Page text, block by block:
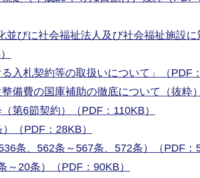
並びに社会福祉法人及び社会福祉施設
入札契約等の取扱いについて」（PDF
備費の国庫補助の徹底について（抜粋
第6節契約）（PDF：110KB）
（PDF：28KB）
条、562条～567条、572条）（PDF：
～20条）（PDF：90KB）